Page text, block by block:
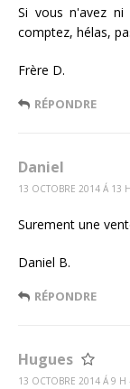
Si vous n'avez
comptez, hélas,
Frère D.
RÉPONDRE
Daniel
13 OCTOBRE 2014 Á 13
Surement une
Daniel B.
RÉPONDRE
Hugues
13 OCTOBRE 2014 Á 9 H